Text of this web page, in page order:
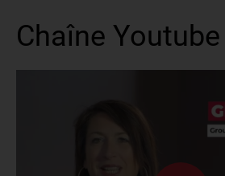
Chaîne Youtube